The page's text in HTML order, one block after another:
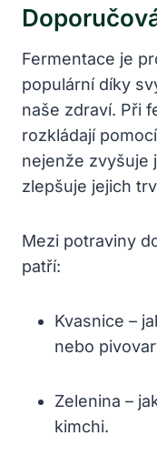
Fermentace je
populární díky
naše zdraví. Při
rozkládají
nejenže zvyšuje
zlepšuje jejich
Mezi potraviny
patří:
Kvasnice –
nebo
Zelenina –
kimchi.